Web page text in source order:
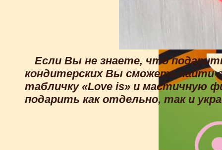
Если Вы не знаете, что
кондитерских Вы сможете найти
табличку «Love is» и мастичную
подарить как отдельно, так и